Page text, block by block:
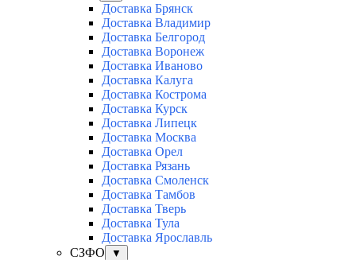
Доставка Брянск
Доставка Владимир
Доставка Белгород
Доставка Воронеж
Доставка Иваново
Доставка Калуга
Доставка Кострома
Доставка Курск
Доставка Липецк
Доставка Москва
Доставка Орел
Доставка Рязань
Доставка Смоленск
Доставка Тамбов
Доставка Тверь
Доставка Тула
Доставка Ярославль
СЗФО
▼